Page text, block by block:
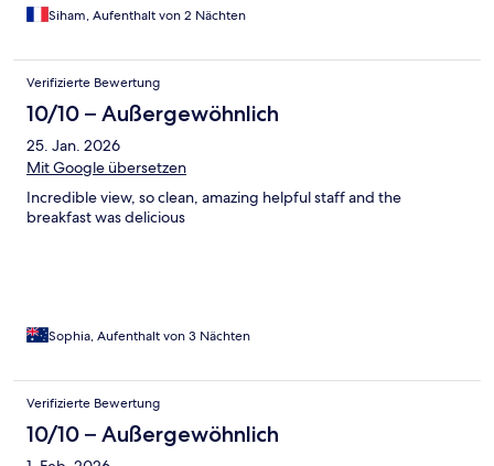
Siham, Aufenthalt von 2 Nächten
Verifizierte Bewertung
10/10 – Außergewöhnlich
25. Jan. 2026
Mit Google übersetzen
Incredible view, so clean, amazing helpful staff and the
breakfast was delicious
Sophia, Aufenthalt von 3 Nächten
Verifizierte Bewertung
10/10 – Außergewöhnlich